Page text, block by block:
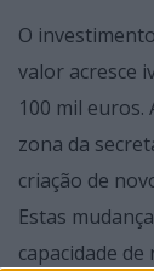
O
valor acresce
100 mil
zona da
criação de
Estas
capacidade